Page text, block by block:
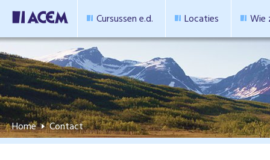
Cursussen e.d. Locaties Wie
Home Contact